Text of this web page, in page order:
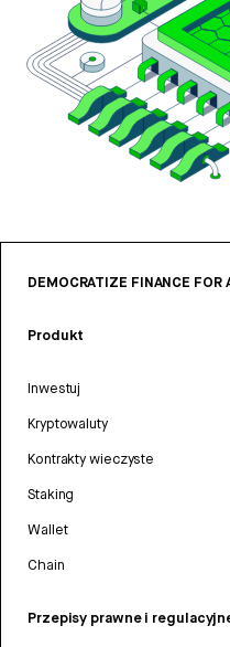
DEMOCRATIZE FINANCE FOR
Produkt
Inwestuj
Kryptowaluty
Kontrakty wieczyste
Staking
Wallet
Chain
Przepisy prawne i